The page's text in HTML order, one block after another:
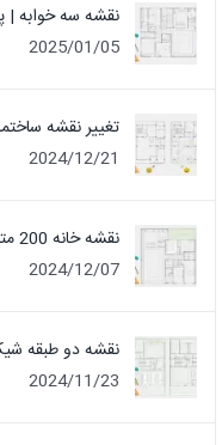
نقشه سه خوابه |
2025/01/05
تغییر نقشه
2024/12/21
نقشه خانه 200 متری ویلایی | چهار خوابه شیک
2024/12/07
نقشه دو طبقه
2024/11/23